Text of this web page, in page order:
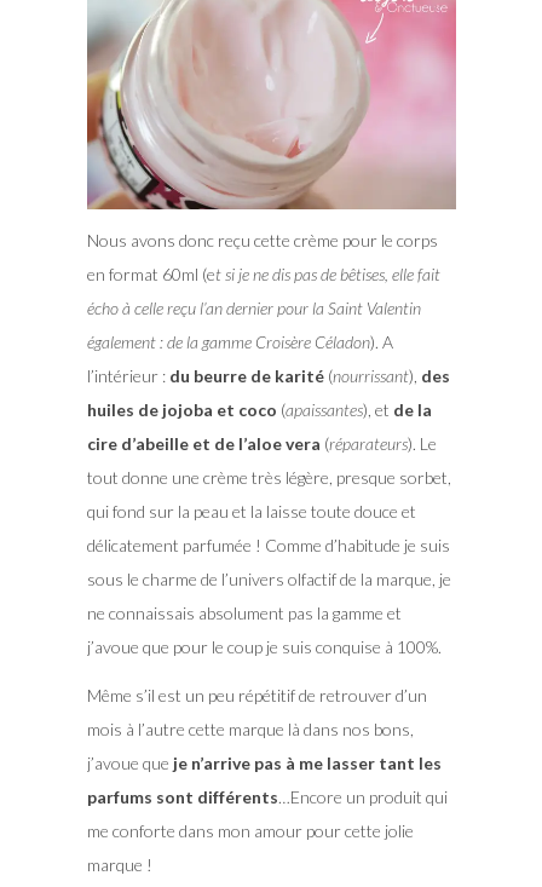
Nous avons donc reçu cette crème pour le corps
en format 60ml (et si je ne dis pas de bêtises, elle fait
écho à celle reçu l’an dernier pour la Saint Valentin
également : de la gamme Croisère Céladon). A
l’intérieur : du beurre de karité(nourrissant), des
huiles de jojoba et coco (apaissantes), et de la
cire d’abeille et de l’aloe vera (réparateurs). Le
tout donne une crème très légère, presque sorbet,
qui fond sur la peau et la laisse toute douce et
délicatement parfumée ! Comme d’habitude je suis
sous le charme de l’univers olfactif de la marque, je
ne connaissais absolument pas la gamme et
j’avoue que pour le coup je suis conquise à 100%.
Même s’il est un peu répétitif de retrouver d’un
mois à l’autre cette marque là dans nos bons,
j’avoue que je n’arrive pas à me lasser tant les
parfums sont différents…Encore un produit qui
me conforte dans mon amour pour cette jolie
marque !